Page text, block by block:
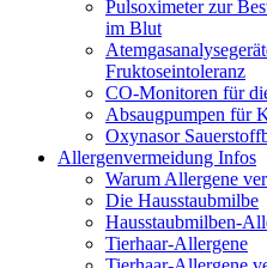
Pulsoximeter zur
im Blut
Fruktoseintoleranz
CO-Monitoren für
Absaugpumpen für
Oxynasor
Allergenvermeidung Infos
Warum Allergene
Die Hausstaubmilbe
Hausstaubmilben-
Tierhaar-Allergene